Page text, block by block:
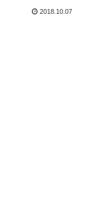
ービスを紹
2018.10.07